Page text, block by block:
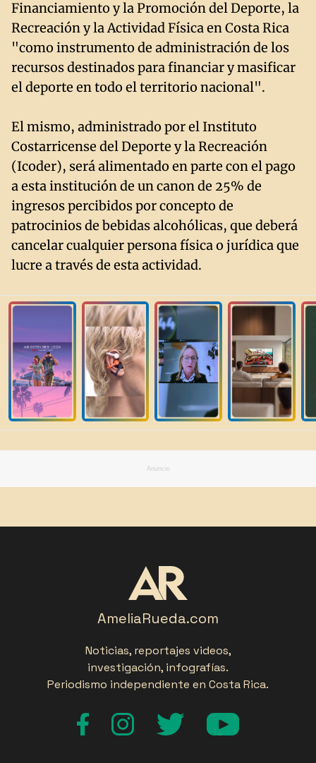
Financiamiento y la Promoción del Deporte, la
Recreación y la Actividad Física en Costa Rica
"como instrumento de administración de los
recursos destinados para financiar y masificar
el deporte en todo el territorio nacional".
El mismo, administrado por el Instituto
Costarricense del Deporte y la Recreación
(Icoder), será alimentado en parte con el pago
a esta institución de un canon de 25% de
ingresos percibidos por concepto de
patrocinios de bebidas alcohólicas, que deberá
cancelar cualquier persona física o jurídica que
lucre a través de esta actividad.
Anuncio
AmeliaRueda.com
Noticias, reportajes videos,
investigación, infografías.
Periodismo independiente en Costa Rica.